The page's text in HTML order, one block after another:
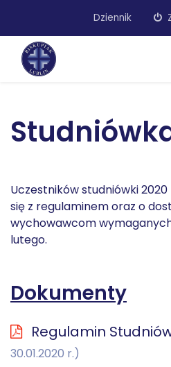
Dziennik
Uczestników studniówki
się z regulaminem oraz o
wychowawcom
lutego.
Dokumenty
Regulamin
30.01.2020 r.)